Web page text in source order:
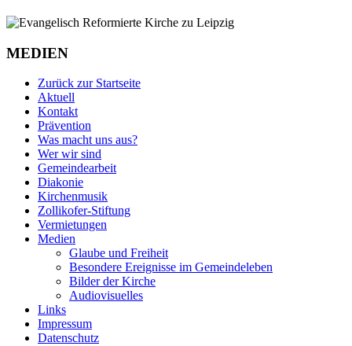
MEDIEN
Zurück zur Startseite
Aktuell
Kontakt
Prävention
Was macht uns aus?
Wer wir sind
Gemeindearbeit
Diakonie
Kirchenmusik
Zollikofer-Stiftung
Vermietungen
Medien
Glaube und Freiheit
Besondere Ereignisse im Gemeindeleben
Bilder der Kirche
Audiovisuelles
Links
Impressum
Datenschutz